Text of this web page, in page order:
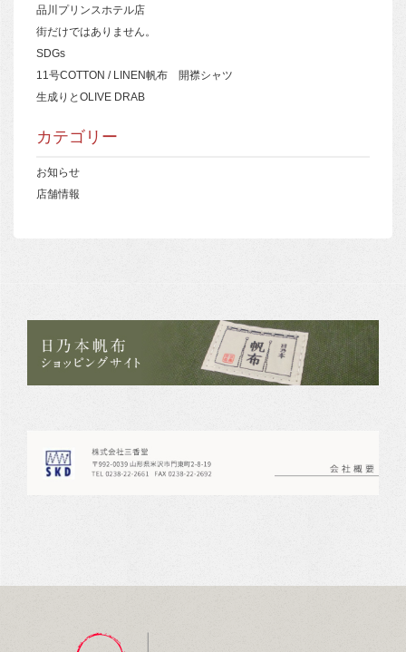
品川プリンスホテル店
街だけではありません。
SDGs
11号COTTON / LINEN帆布 開襟シャツ
生成りとOLIVE DRAB
カテゴリー
お知らせ
店舗情報